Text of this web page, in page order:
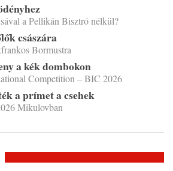
a Pellikán Bisztró nélkül?
császára
Bormustra
a kék dombokon
Competition – BIC 2026
a prímet a csehek
Mikulovban